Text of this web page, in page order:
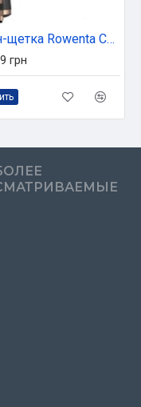
Фен-щетка Rowenta CF9620F0
грн